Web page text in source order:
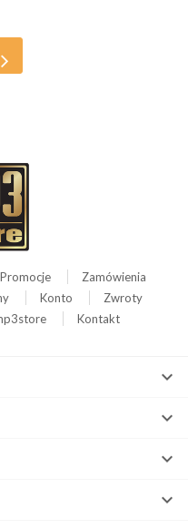
Promocje
Zamówienia
Konto
Zwroty
Kontakt



